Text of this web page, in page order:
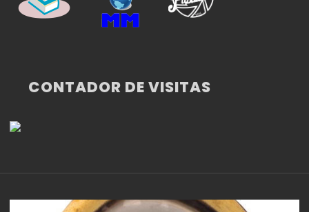
CONTADOR DE VISITAS